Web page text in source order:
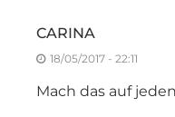
CARINA
18/05/2017 - 22:11
Mach das auf